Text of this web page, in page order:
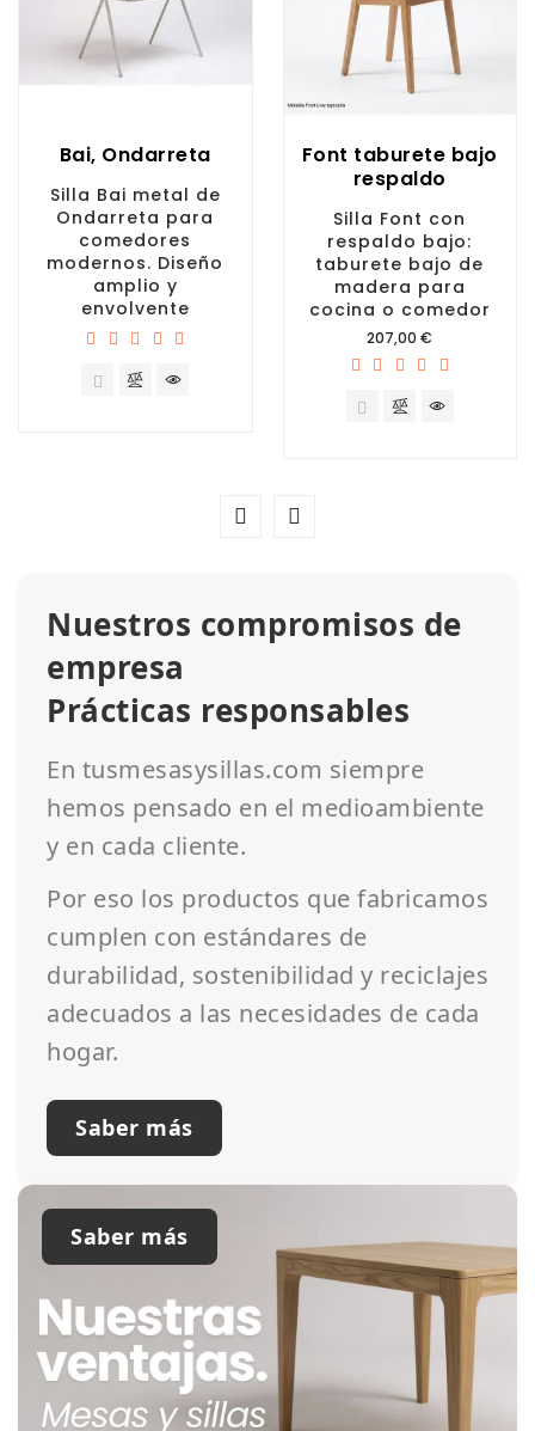
Bai, Ondarreta
Silla Bai metal de
Ondarreta para
comedores
modernos. Diseño
amplio y
envolvente
Font taburete bajo
respaldo
Silla Font con
respaldo bajo:
taburete bajo de
madera para
cocina o comedor
Precio
207,00 €
Nuestros compromisos de
empresa
Prácticas responsables
En tusmesasysillas.com siempre
hemos pensado en el medioambiente
y en cada cliente.
Por eso los productos que fabricamos
cumplen con estándares de
durabilidad, sostenibilidad y reciclajes
adecuados a las necesidades de cada
hogar.
Saber más
Saber más